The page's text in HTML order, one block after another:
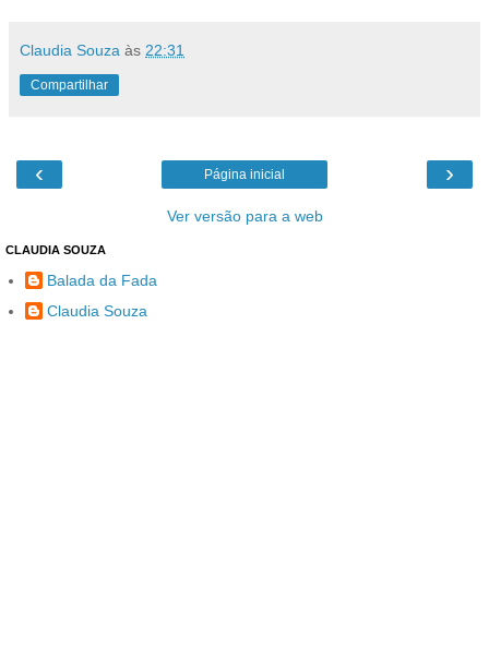
Claudia Souza às 22:31
Compartilhar
‹ ›
Página inicial
Ver versão para a web
CLAUDIA SOUZA
Balada da Fada
Claudia Souza